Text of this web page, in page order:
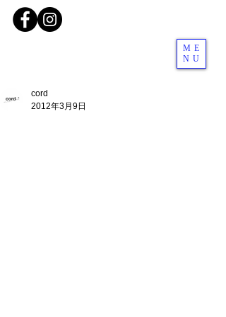
ME
NU
cord
2012年3月9日